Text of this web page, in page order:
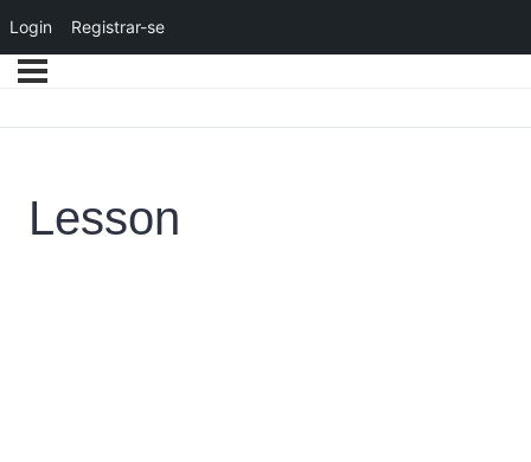
Lesson
Login Registrar-se